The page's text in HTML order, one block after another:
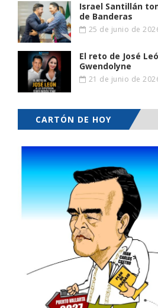
Israel Santillán
de Banderas
25 de junio de
El reto de José
Gwendolyne
21 de junio de
CARTÓN DE HOY